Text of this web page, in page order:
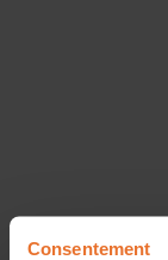
Consentement